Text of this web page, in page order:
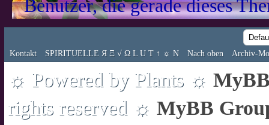
Benutzer, die gerade dieses
Kontakt SPIRITUELLE Я Ξ √ Ω L U T ↑ ☼ N Nach oben Archiv-
☼ Powered by Plants ☼
rights reserved ☼ MyBB